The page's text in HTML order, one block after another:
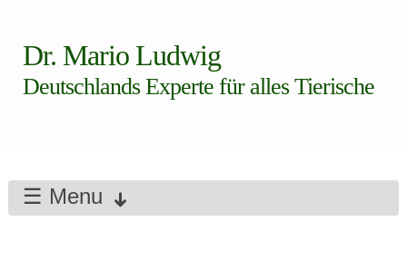
Dr. Mario Ludwig
Deutschlands Experte für alles Tierische
☰ Menu